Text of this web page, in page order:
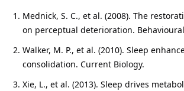
Mednick, S. C., et al. (2008). The
on perceptual deterioration.
Walker, M. P., et al. (2010). Sleep
consolidation. Current Biology.
Xie, L., et al. (2013). Sleep drives